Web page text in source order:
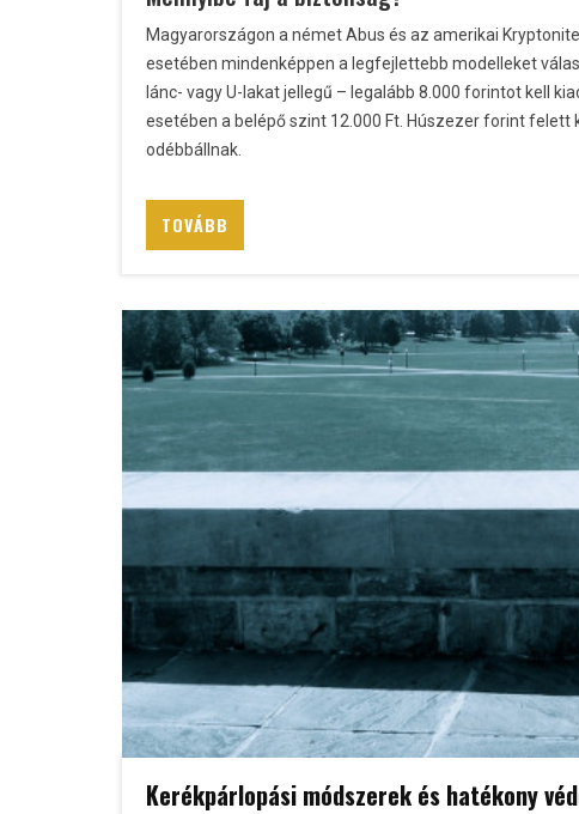
Magyarországon a német Abus és az amerikai
esetében mindenképpen a legfejlettebb modelleket
lánc- vagy U-lakat jellegű – legalább 8.000 forintot kell
esetében a belépő szint 12.000 Ft. Húszezer forint
odébbállnak.
TOVÁBB
Kerékpárlopási módszerek és hatékony